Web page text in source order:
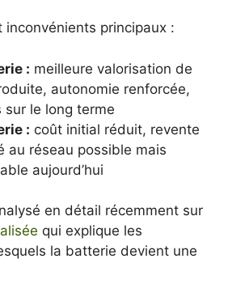
inconvénients principaux :
: meilleure valorisation de
autonomie renforcée,
sur le long terme
: coût initial réduit, revente
au réseau possible mais
aujourd’hui
en détail récemment sur
qui explique les
la batterie devient une